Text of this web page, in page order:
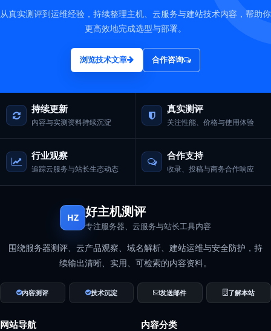
从真实测评到运维经验，持续整理主机、云服务与建站技术内容，帮助你
更高效地完成选型与部署。
浏览技术文章 合作咨询
持续更新
内容与实测资料持续沉淀
真实测评
关注性能、价格与使用体验
行业观察
追踪云服务与站长生态动态
合作支持
收录、投稿与商务合作响应
HZ 好主机测评
专注服务器、云服务与站长工具内容
围绕服务器测评、云产品观察、域名解析、建站运维与安全防护，持
续输出清晰、实用、可检索的内容资料。
内容测评 技术沉淀 发送邮件 了解本站
网站导航 内容分类